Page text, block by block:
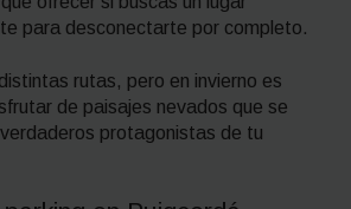
para desconectarte por completo.
rutas, pero en invierno es
de paisajes nevados que se
protagonistas de tu